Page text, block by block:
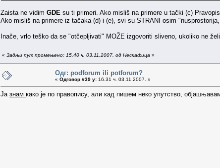
Zaista ne vidim GDE su ti primeri. Ako misliš na primere u tački (c)
Ako misliš na primere iz tačaka (d) i (e), svi su STRANI osim
Inače, vrlo teško da se "otčepljivati" MOŽE izgovoriti sliveno, ukoliko ne
« Задњи пут промењено: 15.40 ч. 03.11.2007. од Нескафица »
Одг: podforum ili potforum?
« Одговор #39 у: 16.31 ч. 03.11.2007. »
Ја знам како је по правопису, али кад пишем неко упутство,